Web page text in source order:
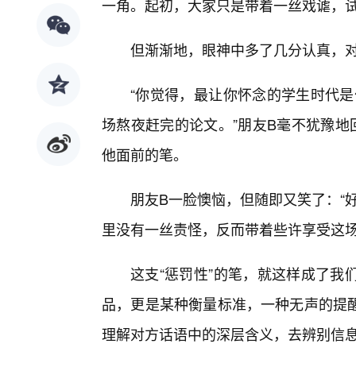
一角。起初，大家只是带着一丝戏谑，
但渐渐地，眼神中多了几分认真，
“你觉得，最让你怀念的学生时代
场熬夜赶完的论文。”朋友B毫不犹豫
他面前的笔。
朋友B一脸懊恼，但随即又笑了：“
里没有一丝责怪，反而带着些许享受这
这支“惩罚性”的笔，就这样成了
品，更是某种衡量标准，一种无声的
理解对方话语中的深层含义，去辨别信